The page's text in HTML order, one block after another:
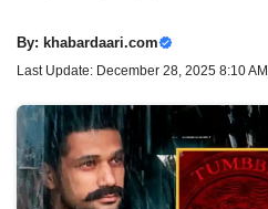
By: khabardaari.com
Last Update: December 28, 2025 8:10 AM